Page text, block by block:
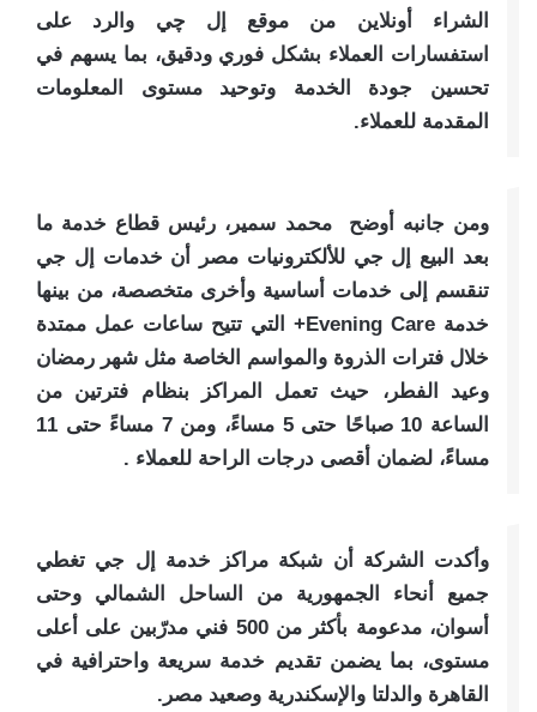
الشراء أونلاين من موقع إل چي والرد على
استفسارات العملاء بشكل فوري ودقيق، بما يسهم في
تحسين جودة الخدمة وتوحيد مستوى المعلومات
المقدمة للعملاء.
ومن جانبه أوضح محمد سمير، رئيس قطاع خدمة ما
بعد البيع إل جي للألكترونيات مصر أن خدمات إل جي
تنقسم إلى خدمات أساسية وأخرى متخصصة، من بينها
خدمة Evening Care+ التي تتيح ساعات عمل ممتدة
خلال فترات الذروة والمواسم الخاصة مثل شهر رمضان
وعيد الفطر، حيث تعمل المراكز بنظام فترتين من
الساعة 10 صباحًا حتى 5 مساءً، ومن 7 مساءً حتى 11
مساءً، لضمان أقصى درجات الراحة للعملاء .
وأكدت الشركة أن شبكة مراكز خدمة إل جي تغطي
جميع أنحاء الجمهورية من الساحل الشمالي وحتى
أسوان، مدعومة بأكثر من 500 فني مدرّبين على أعلى
مستوى، بما يضمن تقديم خدمة سريعة واحترافية في
القاهرة والدلتا والإسكندرية وصعيد مصر.